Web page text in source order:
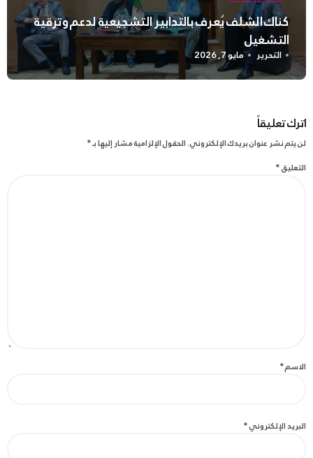
كناك الشلف يُعرف بالتدابير التشجيعية لدعم وترقية
التشغيل
التحرير مايو 7, 2026
اترك تعليقاً
لن يتم نشر عنوان بريدك الإلكتروني.الحقول الإلزامية مشار إليها بـ*
التعليق*
الاسم*
البريد الإلكتروني*